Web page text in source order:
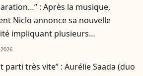
: Après la musique,
Niclo annonce sa nouvelle
impliquant plusieurs
parti très vite” : Aurélie Saada (duo